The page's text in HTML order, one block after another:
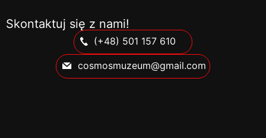
Skontaktuj się z nami!
(+48) 501 157 610
cosmosmuzeum@gmail.com